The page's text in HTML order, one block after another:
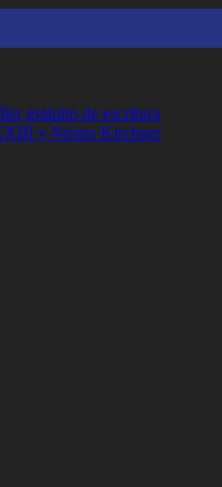
gratuito de escritura
y Néstor Kirchner